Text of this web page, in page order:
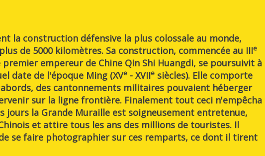
la construction défensive la plus colossale au monde,
de 5000 kilomètres. Sa construction, commencée au IIIe
empereur de Chine Qin Shi Huangdi, se poursuivit à
date de l'époque Ming (XVe - XVIIe siècles). Elle comporte
des cantonnements militaires pouvaient héberger
sur la ligne frontière. Finalement tout ceci n'empêcha
jours la Grande Muraille est soigneusement entretenue,
et attire tous les ans des millions de touristes. Il
se faire photographier sur ces remparts, ce dont il tirent